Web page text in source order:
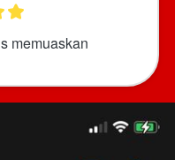
memuaskan